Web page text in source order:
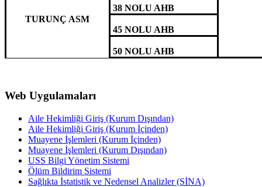
TURUNÇ ASM
38 NOLU AHB
45 NOLU AHB
50 NOLU AHB
Web Uygulamaları
Aile Hekimliği Giriş (Kurum Dışından)
Aile Hekimliği Giriş (Kurum İçinden)
Muayene İşlemleri (Kurum İçinden)
Muayene İşlemleri (Kurum Dışından)
USS Bilgi Yönetim Sistemi
Ölüm Bildirim Sistemi
Sağlıkta İstatistik ve Nedensel Analizler (SİNA)